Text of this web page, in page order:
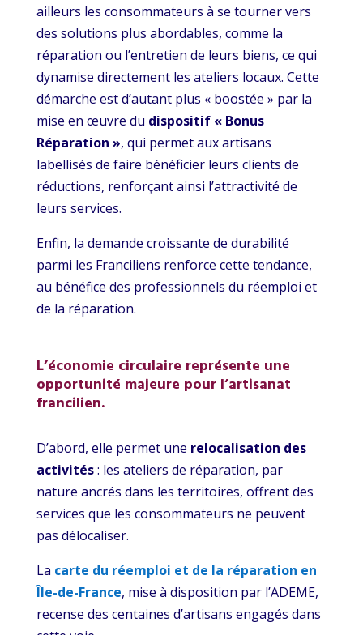
ailleurs les consommateurs à se tourner vers
des solutions plus abordables, comme la
réparation ou l’entretien de leurs biens, ce qui
dynamise directement les ateliers locaux. Cette
démarche est d’autant plus « boostée » par la
mise en œuvre du dispositif « Bonus
Réparation », qui permet aux artisans
labellisés de faire bénéficier leurs clients de
réductions, renforçant ainsi l’attractivité de
leurs services.
Enfin, la demande croissante de durabilité
parmi les Franciliens renforce cette tendance,
au bénéfice des professionnels du réemploi et
de la réparation.
L’économie circulaire représente une
opportunité majeure pour l’artisanat
francilien.
D’abord, elle permet une relocalisation des
activités: les ateliers de réparation, par
nature ancrés dans les territoires, offrent des
services que les consommateurs ne peuvent
pas délocaliser.
La carte du réemploi et de la réparation en
Île-de-France, mise à disposition par l’ADEME,
recense des centaines d’artisans engagés dans